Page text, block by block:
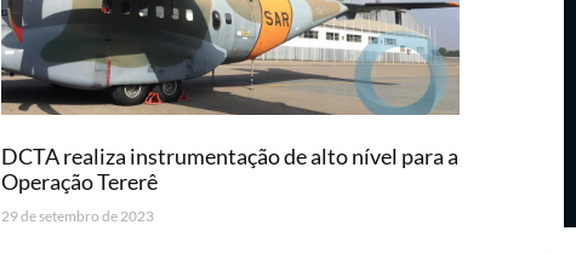
DCTA realiza instrumentação de alto nível para a
Operação Tererê
29 de setembro de 2023